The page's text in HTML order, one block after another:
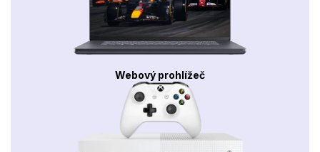
Webový prohlížeč